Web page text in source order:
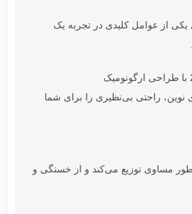
یکی از عوامل کلیدی در تجربه یک
با طراحی ارگونومیک
نوین، راحتی بی‌نظیری را برای شما
طور مساوی توزیع می‌کند و از خستگی و